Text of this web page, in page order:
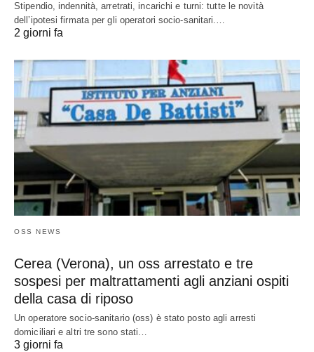
Stipendio, indennità, arretrati, incarichi e turni: tutte le novità
dell’ipotesi firmata per gli operatori socio-sanitari.…
2 giorni fa
OSS NEWS
Cerea (Verona), un oss arrestato e tre
sospesi per maltrattamenti agli anziani ospiti
della casa di riposo
Un operatore socio-sanitario (oss) è stato posto agli arresti
domiciliari e altri tre sono stati…
3 giorni fa